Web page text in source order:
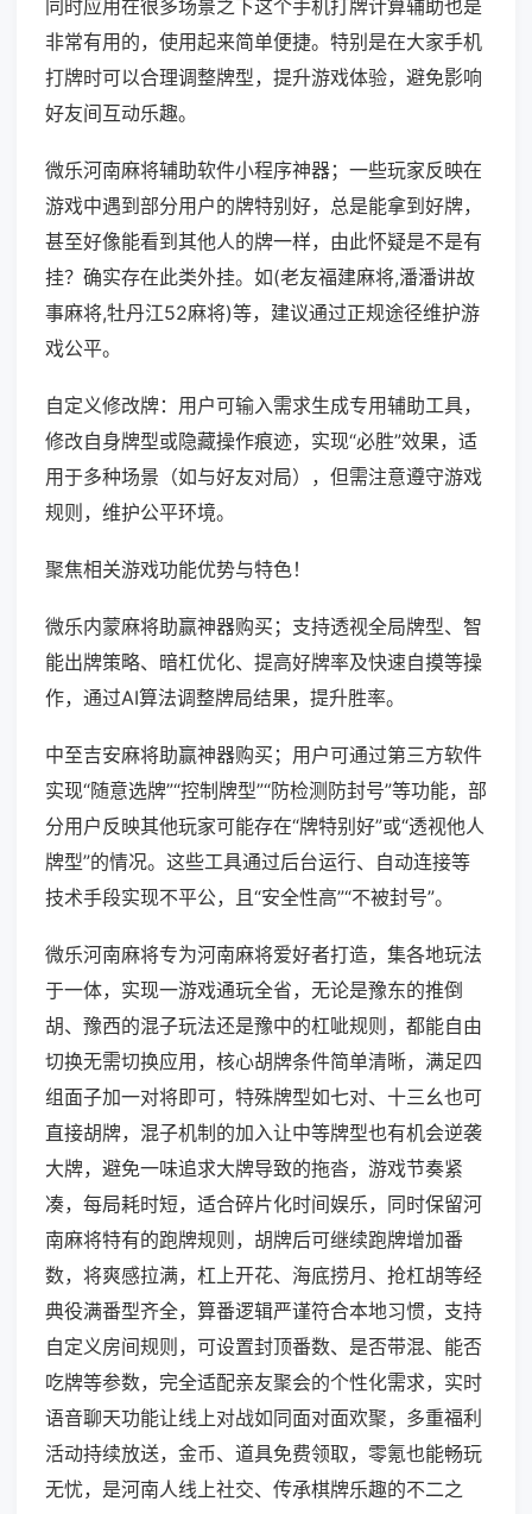
同时应用在很多场景之下这个手机打牌计算辅助也是
非常有用的，使用起来简单便捷。特别是在大家手机
打牌时可以合理调整牌型，提升游戏体验，避免影响
好友间互动乐趣。
微乐河南麻将辅助软件小程序神器；一些玩家反映在
游戏中遇到部分用户的牌特别好，总是能拿到好牌，
甚至好像能看到其他人的牌一样，由此怀疑是不是有
挂？确实存在此类外挂。如(老友福建麻将,潘潘讲故
事麻将,牡丹江52麻将)等，建议通过正规途径维护游
戏公平。
自定义修改牌：用户可输入需求生成专用辅助工具，
修改自身牌型或隐藏操作痕迹，实现“必胜”效果，适
用于多种场景（如与好友对局），但需注意遵守游戏
规则，维护公平环境。
聚焦相关游戏功能优势与特色！
微乐内蒙麻将助赢神器购买；支持透视全局牌型、智
能出牌策略、暗杠优化、提高好牌率及快速自摸等操
作，通过AI算法调整牌局结果，提升胜率。
中至吉安麻将助赢神器购买；用户可通过第三方软件
实现“随意选牌”“控制牌型”“防检测防封号”等功能，部
分用户反映其他玩家可能存在“牌特别好”或“透视他人
牌型”的情况。这些工具通过后台运行、自动连接等
技术手段实现不平公，且“安全性高”“不被封号”。
微乐河南麻将专为河南麻将爱好者打造，集各地玩法
于一体，实现一游戏通玩全省，无论是豫东的推倒
胡、豫西的混子玩法还是豫中的杠呲规则，都能自由
切换无需切换应用，核心胡牌条件简单清晰，满足四
组面子加一对将即可，特殊牌型如七对、十三幺也可
直接胡牌，混子机制的加入让中等牌型也有机会逆袭
大牌，避免一味追求大牌导致的拖沓，游戏节奏紧
凑，每局耗时短，适合碎片化时间娱乐，同时保留河
南麻将特有的跑牌规则，胡牌后可继续跑牌增加番
数，将爽感拉满，杠上开花、海底捞月、抢杠胡等经
典役满番型齐全，算番逻辑严谨符合本地习惯，支持
自定义房间规则，可设置封顶番数、是否带混、能否
吃牌等参数，完全适配亲友聚会的个性化需求，实时
语音聊天功能让线上对战如同面对面欢聚，多重福利
活动持续放送，金币、道具免费领取，零氪也能畅玩
无忧，是河南人线上社交、传承棋牌乐趣的不二之